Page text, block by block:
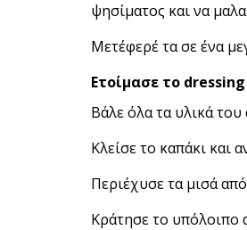
ψησίματος και να
Μετέφερέ τα σε ένα
Ετοίμασε το dressing
Βάλε όλα τα υλικά
Κλείσε το καπάκι και
Περιέχυσε τα μισά
Κράτησε το υπόλοιπο